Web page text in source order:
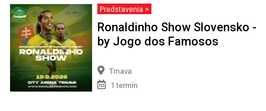
Predstavenia >
Ronaldinho Show Slovensko -
by Jogo dos Famosos
Trnava
1 termín